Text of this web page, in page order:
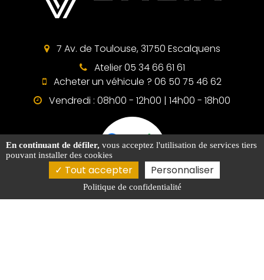
7 Av. de Toulouse, 31750 Escalquens
Atelier 05 34 66 61 61
Acheter un véhicule ? 06 50 75 46 62
Vendredi : 08h00 - 12h00 | 14h00 - 18h00
En continuant de défiler, vous acceptez l'utilisation de services tiers
pouvant installer des cookies
Tout accepter Personnaliser
Politique de confidentialité